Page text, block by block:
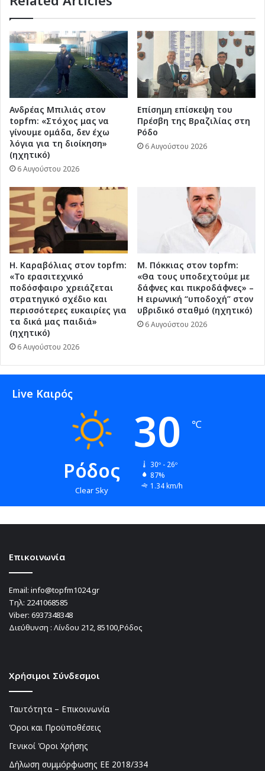
Ανδρέας Μπιλιάς στον
topfm: «Στόχος μας να
γίνουμε ομάδα, δεν έχω
λόγια για τη διοίκηση»
(ηχητικό)
6 Αυγούστου 2026
Επίσημη επίσκεψη του
Πρέσβη της Βραζιλίας στη
Ρόδο
6 Αυγούστου 2026
Η. Καραβόλιας στον topfm:
«Το ερασιτεχνικό
ποδόσφαιρο χρειάζεται
στρατηγικό σχέδιο και
περισσότερες ευκαιρίες για
τα δικά μας παιδιά»
(ηχητικό)
6 Αυγούστου 2026
Μ. Πόκκιας στον topfm:
«Θα τους υποδεχτούμε με
δάφνες και πικροδάφνες» –
Η ειρωνική “υποδοχή” στον
υβριδικό σταθμό (ηχητικό)
6 Αυγούστου 2026
Live Καιρός
Ρόδος
Clear Sky
30 ℃
30º - 26º
87%
1.34 km/h
Επικοινωνία
Email: info@topfm1024.gr
Τηλ: 2241068585
Viber: 6937348348
Διεύθυνση : Λίνδου 212, 85100,Ρόδος
Χρήσιμοι Σύνδεσμοι
Ταυτότητα – Επικοινωνία
Όροι και Προϋποθέσεις
Γενικοί Όροι Χρήσης
Δήλωση συμμόρφωσης ΕΕ 2018/334